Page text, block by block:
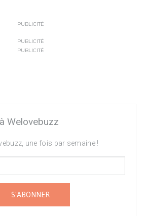
PUBLICITÉ
PUBLICITÉ
PUBLICITÉ
Welovebuzz
une fois par semaine !
S'ABONNER